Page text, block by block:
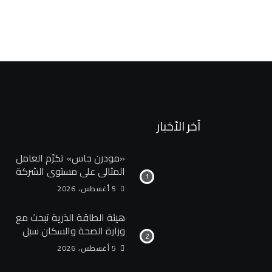
آخر الأخبار
«مودرن جاس» تكرّم العامل
المثالي علي مستوي الشركة
5 أغسطس، 2026
هيئة الطاقة الذرية تبحث مع
وزارة الصحة والسكان سبل
تعزيز التعاون في مجالات
الصحة والعلاج الإشعاعي
5 أغسطس، 2026